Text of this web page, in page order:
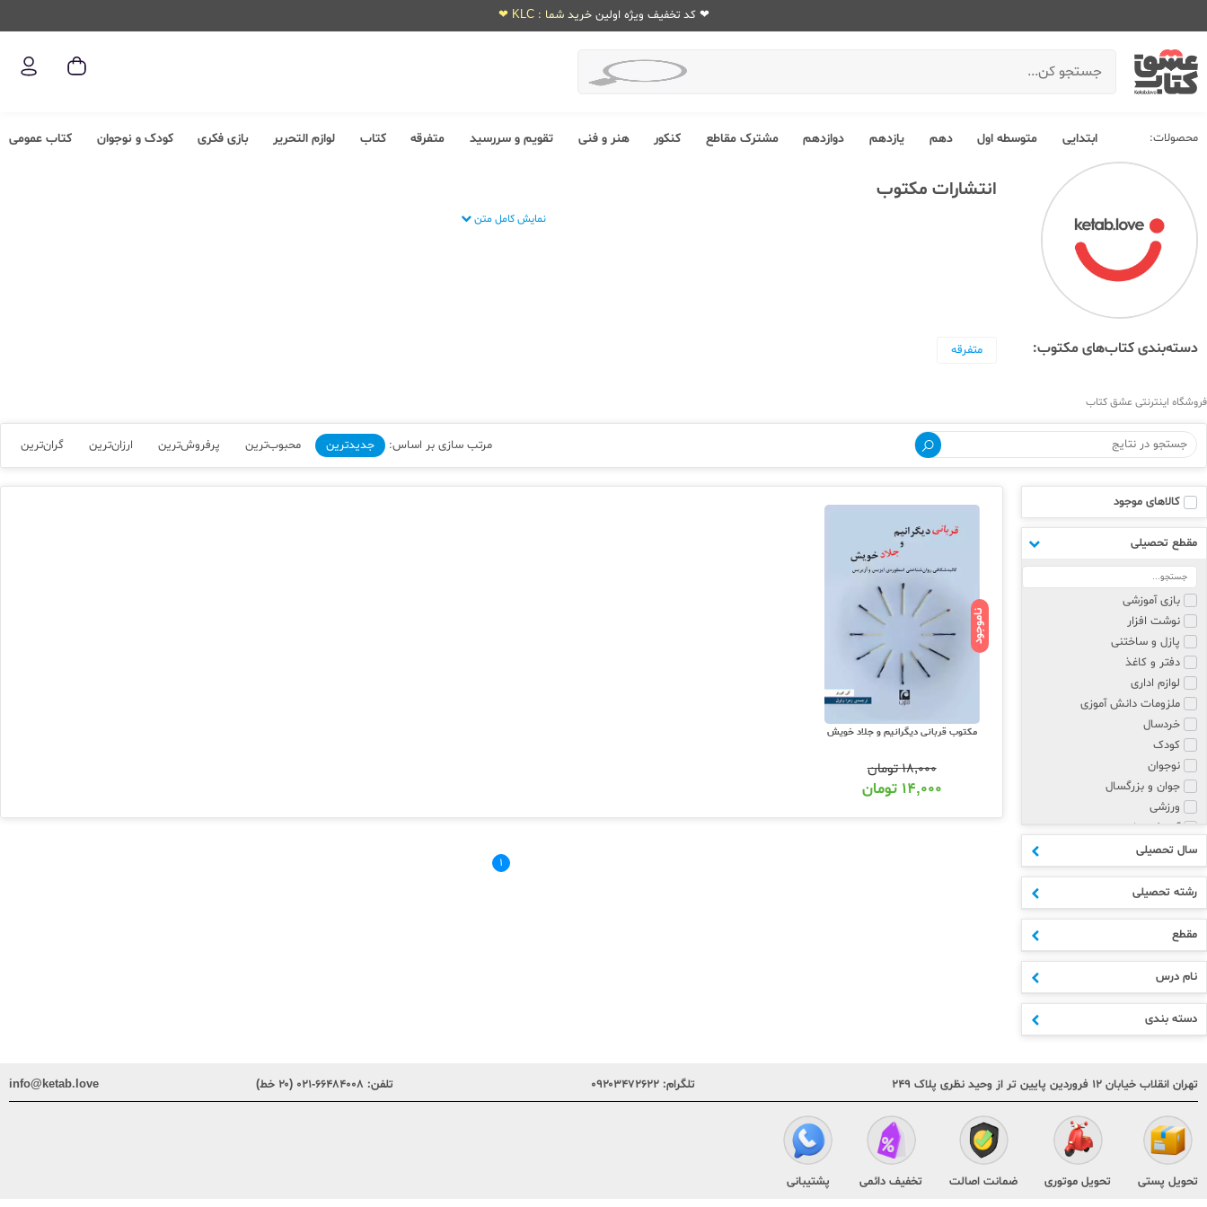
❤ کد تخفیف ویژه اولین خرید شما : KLC ❤
محصولات: ابتدایی متوسطه اول دهم یازدهم دوازدهم مشترک مقاطع کنکور هنر و فنی تقویم و سررسید متفرقه کتاب لوازم التحریر بازی فکری کودک و نوجوان کتاب عمومی
انتشارات مکتوب
نمایش کامل متن
دسته‌بندی کتاب‌های مکتوب: متفرقه
فروشگاه اینترنتی عشق کتاب
مرتب سازی بر اساس: جدیدترین محبوب‌ترین پرفروش‌ترین ارزان‌ترین گران‌ترین
کالاهای موجود
مقطع تحصیلی
بازی آموزشی
نوشت افزار
پازل و ساختنی
دفتر و کاغذ
لوازم اداری
ملزومات دانش آموزی
خردسال
کودک
نوجوان
جوان و بزرگسال
ورزشی
آموزش زبان
پزشکی و روانشناسی
مذهبی
هنر
علوم انسانی
ادبیات
اکسسوری
ابتدایی
متوسطه اول
دهم
یازدهم
هنر و فنی
تقویم و سررسید
کودک و نوجوان
متفرقه
سال تحصیلی
رشته تحصیلی
مقطع
نام درس
دسته بندی
ناموجود
مکتوب قربانی دیگرانیم و جلاد خویش
۱۸,۰۰۰تومان
۱۴,۰۰۰ تومان
۱
تهران انقلاب خیابان ۱۲ فروردین پایین تر از وحید نظری پلاک ۲۴۹ تلگرام: ۰۹۲۰۳۴۷۲۶۲۲ تلفن: ۶۶۴۸۴۰۰۸-۰۲۱ (۲۰ خط) info@ketab.love
تحویل پستی تحویل موتوری ضمانت اصالت تخفیف دائمی پشتیبانی